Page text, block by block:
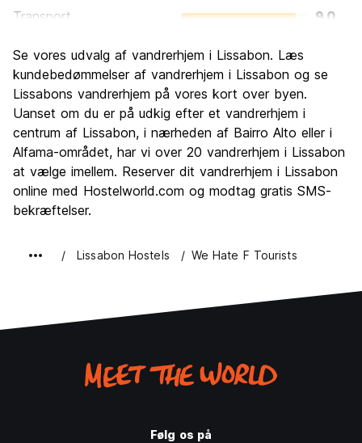
Transport
9.0
Kultur
9.2
Fester
Værdi for pengene
Se vores udvalg af vandrerhjem i Lissabon. Læs
kundebedømmelser af vandrerhjem i Lissabon og se
Lissabons vandrerhjem på vores kort over byen.
Uanset om du er på udkig efter et vandrerhjem i
centrum af Lissabon, i nærheden af ​​Bairro Alto eller i
Alfama-området, har vi over 20 vandrerhjem i Lissabon
at vælge imellem. Reserver dit vandrerhjem i Lissabon
online med Hostelworld.com og modtag gratis SMS-
bekræftelser.
Lissabon Hostels We Hate F Tourists
Følg os på